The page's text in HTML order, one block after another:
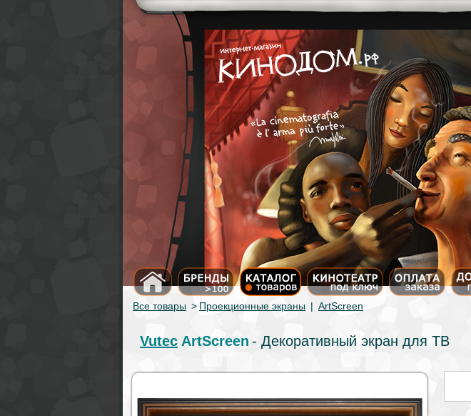
Все товары > Проекционные экраны | ArtScreen
Vutec ArtScreen - Декоративный экран для ТВ